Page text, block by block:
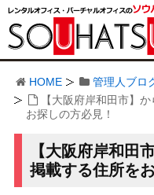
HOME
管理人ブロ
【大阪府岸和田市】
お探しの方必見！
【大阪府岸和田
掲載する住所を